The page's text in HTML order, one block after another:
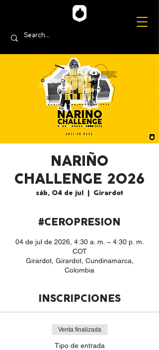
NARIÑO
CHALLENGE 2026
sáb, 04 de jul Girardot
#CEROPRESION
04 de jul de 2026, 4:30 a. m. – 4:30 p. m.
COT
Girardot, Girardot, Cundinamarca,
Colombia
INSCRIPCIONES
Venta finalizada
Tipo de entrada